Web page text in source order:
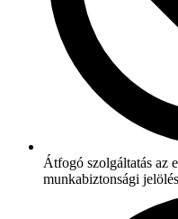
Átfogó szolgáltatás az
munkabiztonsági